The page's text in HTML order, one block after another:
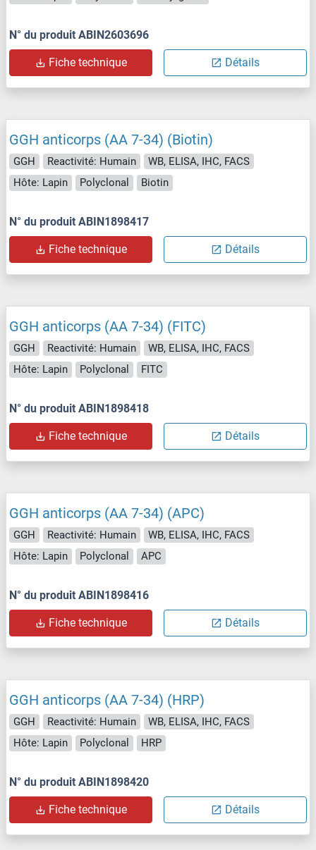
N° du produit ABIN2603696
Fiche technique Détails
GGH anticorps (AA 7-34) (Biotin)
GGH Reactivité: Humain
WB, ELISA, IHC, FACS
Hôte: Lapin
Polyclonal Biotin
N° du produit ABIN1898417
Fiche technique Détails
GGH anticorps (AA 7-34) (FITC)
GGH Reactivité: Humain
WB, ELISA, IHC, FACS
Hôte: Lapin
Polyclonal FITC
N° du produit ABIN1898418
Fiche technique Détails
GGH anticorps (AA 7-34) (APC)
GGH Reactivité: Humain
WB, ELISA, IHC, FACS
Hôte: Lapin
Polyclonal APC
N° du produit ABIN1898416
Fiche technique Détails
GGH anticorps (AA 7-34) (HRP)
GGH Reactivité: Humain
WB, ELISA, IHC, FACS
Hôte: Lapin
Polyclonal HRP
N° du produit ABIN1898420
Fiche technique Détails